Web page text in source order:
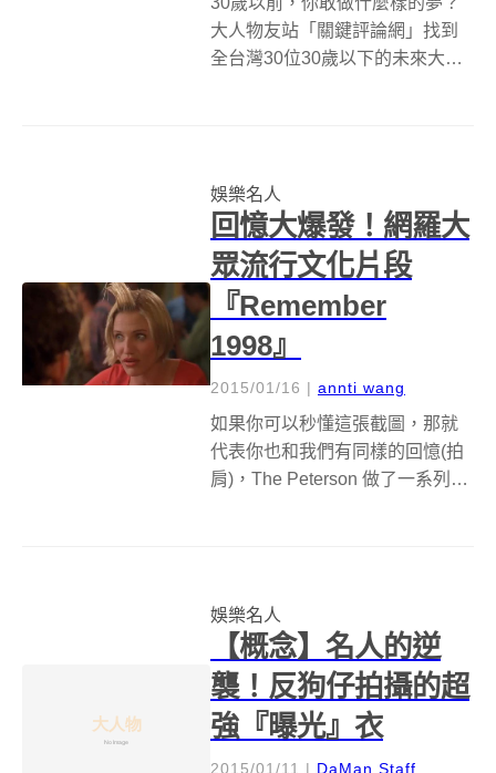
大人物友站「關鍵評論網」找到
全台灣30位30歲以下的未來大人
2010年10月，日本平價時...
娛樂名人
回憶大爆發！網羅大
眾流行文化片段
『Remember
1998』
2015/01/16 | annti wang
如果你可以秒懂這張截圖，那就
代表你也和我們有同樣的回憶(拍
肩)，The Peterson 做了一系列以
就會出現超熟悉的畫...
娛樂名人
【概念】名人的逆
襲！反狗仔拍攝的超
強『曝光』衣
2015/01/11 | DaMan Staff